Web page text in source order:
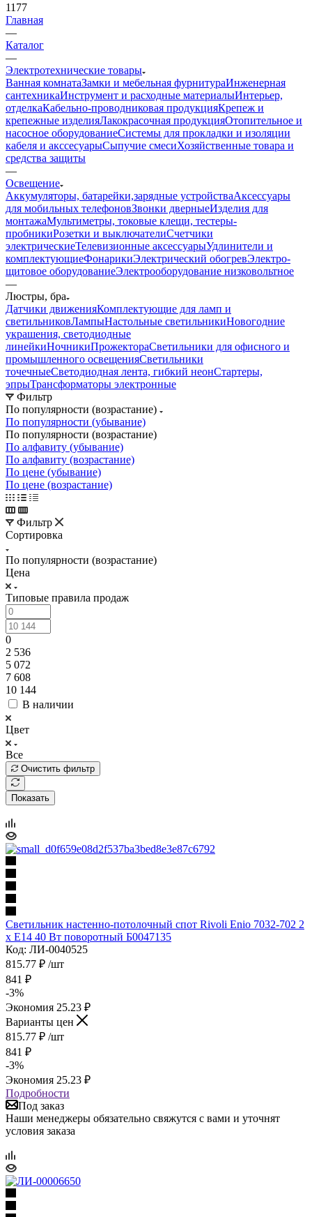
1177
Главная
—
Каталог
—
Электротехнические товары
Ванная комнатаЗамки и мебельная фурнитураИнженерная
сантехникаИнструмент и расходные материалыИнтерьер,
отделкаКабельно-проводниковая продукцияКрепеж и
крепежные изделияЛакокрасочная продукцияОтопительное и
насосное оборудованиеСистемы для прокладки и изоляции
кабеля и акссесуарыСыпучие смесиХозяйственные товара и
средства защиты
—
Освещение
Аккумуляторы, батарейки,зарядные устройстваАксессуары
для мобильных телефоновЗвонки дверныеИзделия для
монтажаМультиметры, токовые клещи, тестеры-
пробникиРозетки и выключателиСчетчики
электрическиеТелевизионные аксессуарыУдлинители и
комплектующиеФонарикиЭлектрический обогревЭлектро-
щитовое оборудованиеЭлектрооборудование низковольтное
—
Люстры, бра
Датчики движенияКомплектующие для ламп и
светильниковЛампыНастольные светильникиНовогодние
украшения, светодиодные
линейкиНочникиПрожектораСветильники для офисного и
промышленного освещенияСветильники
точечныеСветодиодная лента, гибкий неонСтартеры,
эпрыТрансформаторы электронные
Фильтр
По популярности (возрастание)
По популярности (убывание)
По популярности (возрастание)
По алфавиту (убывание)
По алфавиту (возрастание)
По цене (убывание)
По цене (возрастание)
Фильтр
Сортировка
По популярности (возрастание)
Цена
Типовые правила продаж
0
2 536
5 072
7 608
10 144
В наличии
Цвет
Все
Очистить фильтр
Показать
Светильник настенно-потолочный спот Rivoli Enio 7032-702 2
х E14 40 Вт поворотный Б0047135
Код: ЛИ-0040525
815.77 ₽ /шт
841 ₽
-3%
Экономия 25.23 ₽
Варианты цен
815.77 ₽ /шт
841 ₽
-3%
Экономия 25.23 ₽
Подробности
Под заказ
Наши менеджеры обязательно свяжутся с вами и уточнят
условия заказа